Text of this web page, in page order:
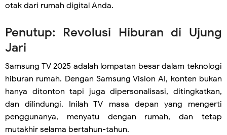
otak dari rumah digital Anda.
Penutup: Revolusi Hiburan di Ujung
Jari
Samsung TV 2025 adalah lompatan besar dalam teknologi
hiburan rumah. Dengan Samsung Vision AI, konten bukan
hanya ditonton tapi juga dipersonalisasi, ditingkatkan,
dan dilindungi. Inilah TV masa depan yang mengerti
penggunanya, menyatu dengan rumah, dan tetap
mutakhir selama bertahun-tahun.